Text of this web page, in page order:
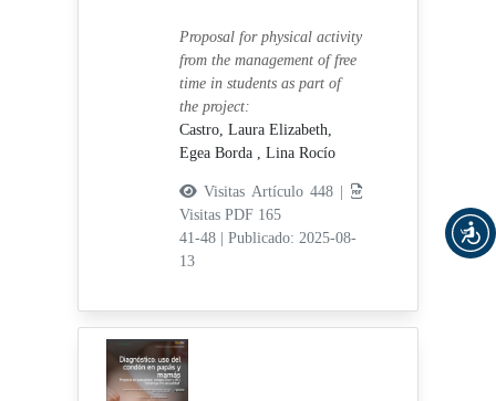
Proposal for physical activity
from the management of free
time in students as part of
the project:
Castro, Laura Elizabeth,
Egea Borda , Lina Rocío
Visitas Artículo 448 |
Visitas PDF 165
41-48
Publicado: 2025-08-
13